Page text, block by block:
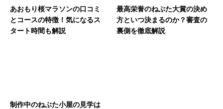
あおもり桜マラソンの口コミ
とコースの特徴！気になるス
タート時間も解説
最高栄誉のねぶた大賞の決め
方といつ決まるのか？審査の
裏側を徹底解説
制作中のねぶた小屋の見学は